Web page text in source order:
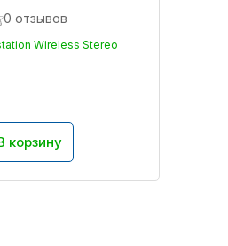
0 отзывов
Wireless Stereo
корзину